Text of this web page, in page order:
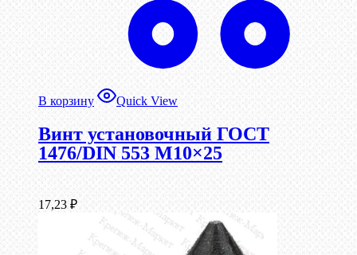
В корзину Quick View
Винт установочный ГОСТ
1476/DIN 553 М10×25
17,23 ₽